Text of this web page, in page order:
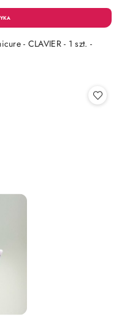
- CLAVIER - 1 szt. -